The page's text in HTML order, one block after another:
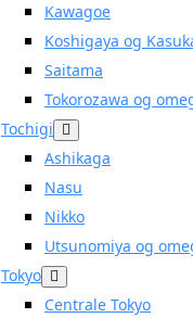
Kawagoe
Koshigaya og
Saitama
Tokorozawa og
Tochigi
Ashikaga
Nasu
Nikko
Utsunomiya og
Tokyo
Centrale Tokyo